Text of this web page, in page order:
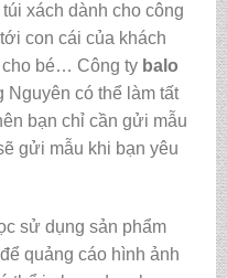
xách dành cho công
con cái của khách
cho bé… Công ty balo
Nguyên có thể làm tất
bạn chỉ cần gửi mẫu
gửi mẫu khi bạn yêu
sử dụng sản phẩm
để quảng cáo hình ảnh